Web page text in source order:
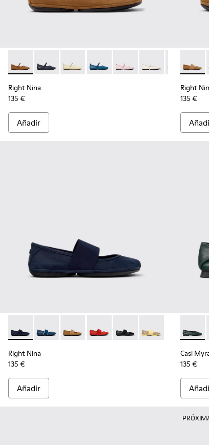
Right Nina - K201365-030 - Zapatos de nobuk marrón
Right Nina - K201365-039
Right Nina - K201365-036
Right Nina - K201365-035
Right Nina - K201365-034
Right Nina -Right Nina
Right Nina
135 €
Añadir
Right
Right
135 €
Right Nina - 21595-243 - Bailarinas de piel nobuk
Right Nina - 21595-269
Right Nina - 21595-265 - Bailarinas de
Right Nina - 21595-258 -
Right Nina - 21595-242 -
Right Nina -
Right Nina
135 €
Añadir
Casi
Casi
135 €